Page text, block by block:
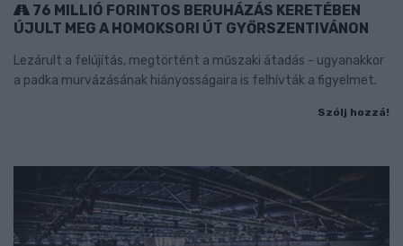
76 MILLIÓ FORINTOS BERUHÁZÁS KERETÉBEN
ÚJULT MEG A HOMOKSORI ÚT GYŐRSZENTIVÁNON
Lezárult a felújítás, megtörtént a műszaki átadás - ugyanakkor
a padka murvázásának hiányosságaira is felhívták a figyelmet.
Szólj hozzá!